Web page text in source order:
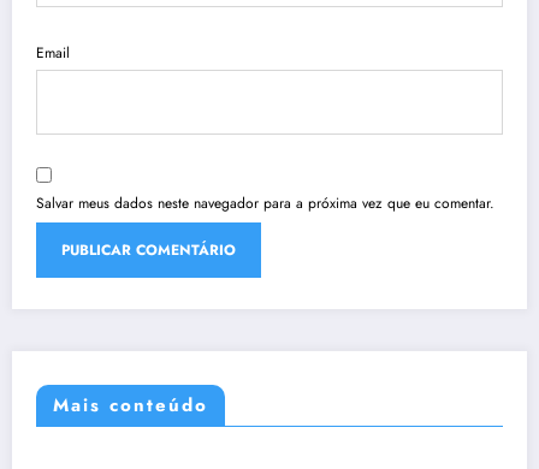
Email
Salvar meus dados neste navegador para a próxima vez que eu comentar.
Mais conteúdo